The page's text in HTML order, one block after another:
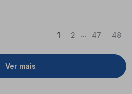
Ver mais
1 (Atual)
2 ... 47 48